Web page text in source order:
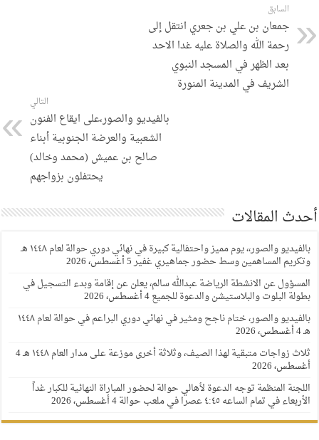
السابق
جمعان بن علي بن جعري انتقل إلى
رحمة الله والصلاة عليه غدا الاحد
بعد الظهر في المسجد النبوي
الشريف في المدينة المنورة
التالي
بالفيديو والصور،على ايقاع الفنون
الشعبية والعرضة الجنوبية أبناء
صالح بن عميش (محمد وخالد)
يحتفلون بزواجهم
أحدث المقالات
بالفيديو والصور،، يوم مميز واحتفالية كبيرة في نهائي دوري حوالة لعام ١٤٤٨ هـ
وتكريم المساهمين وسط حضور جماهيري غفير5 أغسطس، 2026
المسؤول عن الانشطة الرياضة عبدالله سالم، يعلن عن إقامة وبدء التسجيل في
بطولة البلوت والبلاستيشن والدعوة للجميع4 أغسطس، 2026
بالفيديو والصور، ختام ناجح ومثير في نهائي دوري البراعم في حوالة لعام ١٤٤٨
هـ4 أغسطس، 2026
ثلاث زواجات متبقية لهذا الصيف، وثلاثة أخرى موزعة على مدار العام ١٤٤٨ هـ
4
أغسطس، 2026
اللجنة المنظمة توجه الدعوة لأهالي حوالة لحضور المباراة النهائية للكبار غداً
الأربعاء في تمام الساعه ٤:٤٥ عصرا في ملعب حوالة 4 أغسطس، 2026